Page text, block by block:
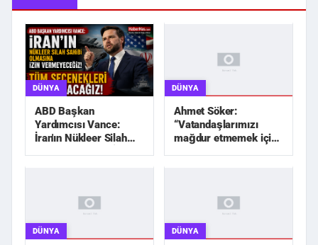
DÜNYA
ABD Başkan
Yardımcısı Vance:
İran'ın Nükleer Silah
DÜNYA
Ahmet Söker:
“Vatandaşlarımızı
mağdur etmemek için
DÜNYA DÜNYA